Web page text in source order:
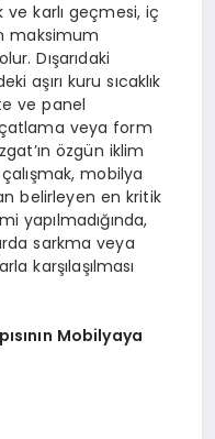
ve karlı geçmesi, iç
maksimum
Dışarıdaki
aşırı kuru sıcaklık
ve panel
veya form
özgün iklim
mobilya
belirleyen en kritik
yapılmadığında,
sarkma veya
karşılaşılması
Mobilyaya